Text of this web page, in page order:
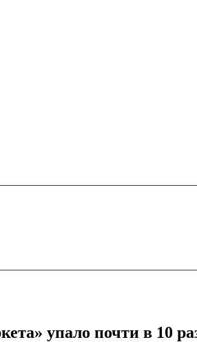
упало почти в 10